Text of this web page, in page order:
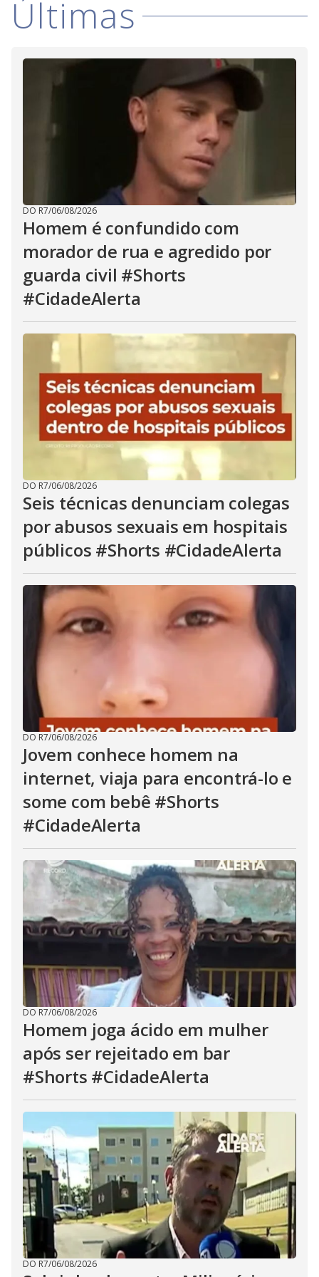
i
d
e
o
Últimas
DO R7/06/08/2026
Homem é confundido com
morador de rua e agredido por
guarda civil #Shorts
#CidadeAlerta
DO R7/06/08/2026
Seis técnicas denunciam colegas
por abusos sexuais em hospitais
públicos #Shorts #CidadeAlerta
DO R7/06/08/2026
Jovem conhece homem na
internet, viaja para encontrá-lo e
some com bebê #Shorts
#CidadeAlerta
DO R7/06/08/2026
Homem joga ácido em mulher
após ser rejeitado em bar
#Shorts #CidadeAlerta
DO R7/06/08/2026